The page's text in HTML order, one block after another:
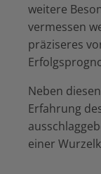
weitere
vermessen
präziseres
Neben
Erfahrung
einer